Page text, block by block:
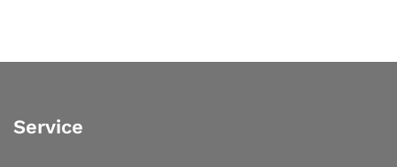
Service